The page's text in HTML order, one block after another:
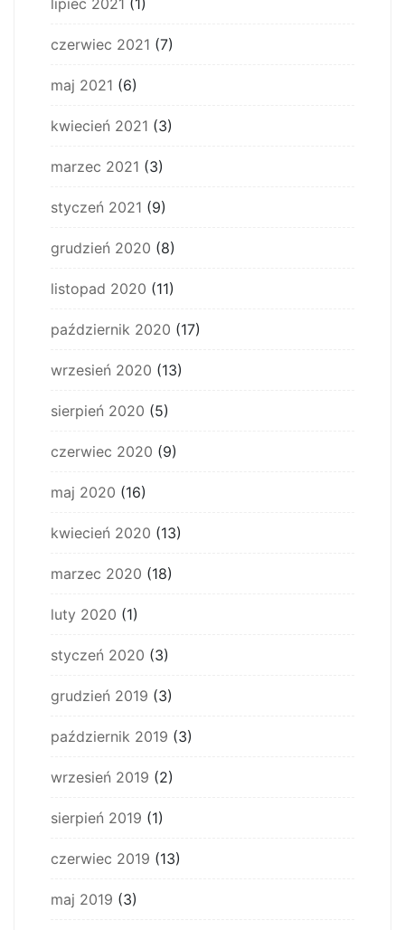
lipiec 2021 (1)
czerwiec 2021 (7)
maj 2021 (6)
kwiecień 2021 (3)
marzec 2021 (3)
styczeń 2021 (9)
grudzień 2020 (8)
listopad 2020 (11)
październik 2020 (17)
wrzesień 2020 (13)
sierpień 2020 (5)
czerwiec 2020 (9)
maj 2020 (16)
kwiecień 2020 (13)
marzec 2020 (18)
luty 2020 (1)
styczeń 2020 (3)
grudzień 2019 (3)
październik 2019 (3)
wrzesień 2019 (2)
sierpień 2019 (1)
czerwiec 2019 (13)
maj 2019 (3)